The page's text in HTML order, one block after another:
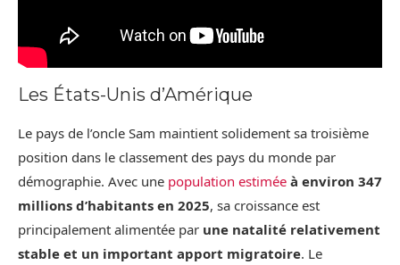
Les États-Unis d’Amérique
Le pays de l’oncle Sam maintient solidement sa troisième
position dans le classement des pays du monde par
démographie. Avec une population estimée à environ 347
millions d’habitants en 2025, sa croissance est
principalement alimentée par une natalité relativement
stable et un important apport migratoire. Le